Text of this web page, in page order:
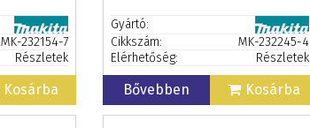
MK-232154-7
Részletek
Kosárba
Gyártó:
Cikkszám:
MK-232245-4
Elérhetőség:
Részletek
Bővebben Kosárba